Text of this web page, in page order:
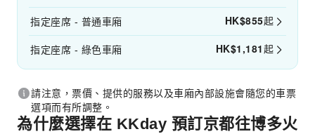
指定座席 - 普通車廂 HK$855起
指定座席 - 綠色車廂 HK$1,181起
請注意，票價、提供的服務以及車廂內部設施會隨您的車票
選項而有所調整。
為什麼選擇在 KKday 預訂京都往博多火